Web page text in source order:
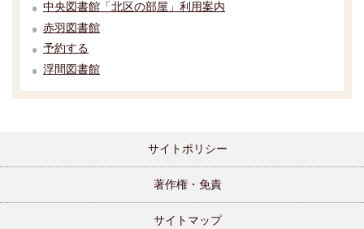
中央図書館「北区の部屋」利用案内
赤羽図書館
予約する
浮間図書館
サイトポリシー
著作権・免責
サイトマップ